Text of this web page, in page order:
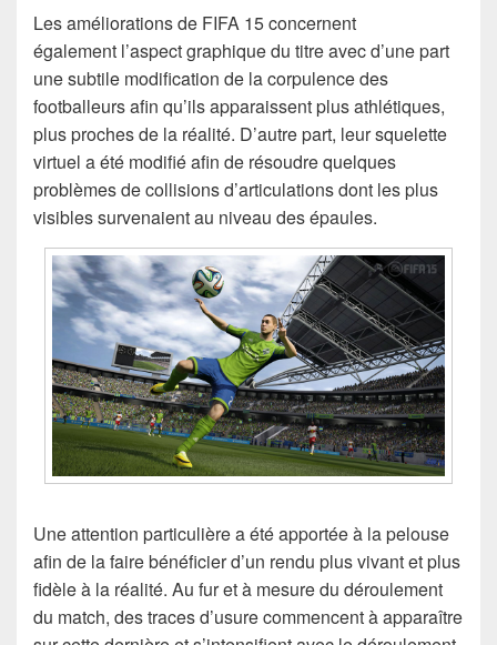
Les améliorations de FIFA 15 concernent
également l’aspect graphique du titre avec d’une part
une subtile modification de la corpulence des
footballeurs afin qu’ils apparaissent plus athlétiques,
plus proches de la réalité. D’autre part, leur squelette
virtuel a été modifié afin de résoudre quelques
problèmes de collisions d’articulations dont les plus
visibles survenaient au niveau des épaules.
Une attention particulière a été apportée à la pelouse
afin de la faire bénéficier d’un rendu plus vivant et plus
fidèle à la réalité. Au fur et à mesure du déroulement
du match, des traces d’usure commencent à apparaître